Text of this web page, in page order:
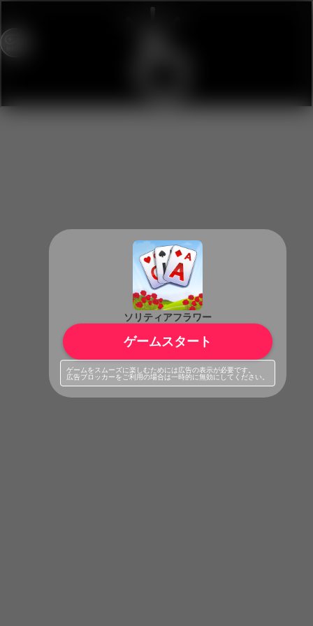
ソリティアフラワー
ゲームスタート
ゲームをスムーズに楽しむためには広告の表示が必要です。
広告ブロッカーをご利用の場合は一時的に無効にしてください。